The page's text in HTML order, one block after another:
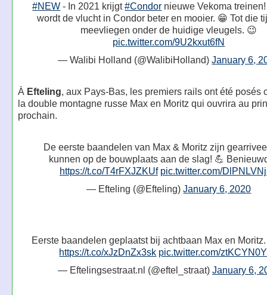
#NEW - In 2021 krijgt#Condor nieuwe Vekoma
wordt de vlucht in Condor beter en mooier. 😁 Tot die
meevliegen onder de huidige vleugels. 😉
pic.twitter.com/9U2kxut6fN
— Walibi Holland (@WalibiHolland)January 6,
À Efteling, aux Pays-Bas, les premiers rails ont été posés
la double montagne russe Max en Moritz qui ouvrira au
prochain.
De eerste baandelen van Max & Moritz zijn
kunnen op de bouwplaats aan de slag! 💪
https://t.co/T4rFXJZKUf pic.twitter.com/
— Efteling (@Efteling)January 6, 2020
Eerste baandelen geplaatst bij achtbaan Max en
https://t.co/xJzDnZx3sk pic.twitter.com/
— Eftelingsestraat.nl (@eftel_straat) January 6,